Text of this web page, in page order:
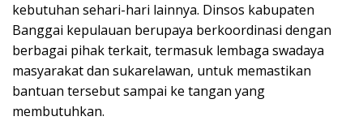
kebutuhan sehari-hari lainnya. Dinsos kabupaten
Banggai kepulauan berupaya berkoordinasi dengan
berbagai pihak terkait, termasuk lembaga swadaya
masyarakat dan sukarelawan, untuk memastikan
bantuan tersebut sampai ke tangan yang
membutuhkan.